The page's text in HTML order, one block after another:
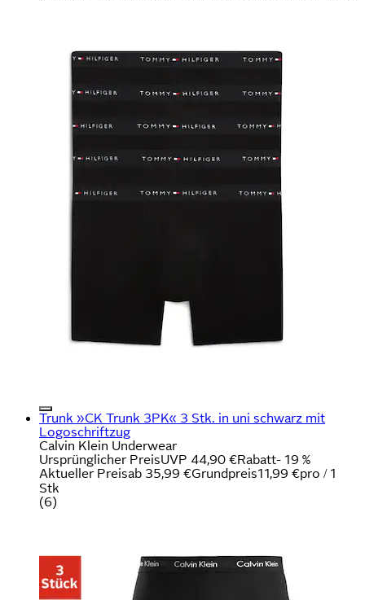
Trunk »CK Trunk 3PK« 3 Stk. in uni schwarz mit
Logoschriftzug
Calvin Klein Underwear
Ursprünglicher PreisUVP 44,90 €Rabatt- 19 %
Aktueller Preisab 35,99 €Grundpreis11,99 €pro / 1
Stk
(6)